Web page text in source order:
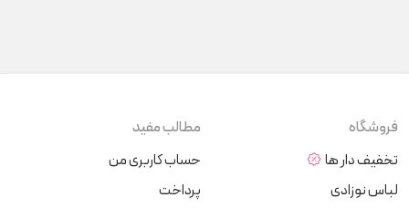
فروشگاه
تخفیف دار ها
لباس نوزادی
مطالب مفید
حساب کاربری من
پرداخت